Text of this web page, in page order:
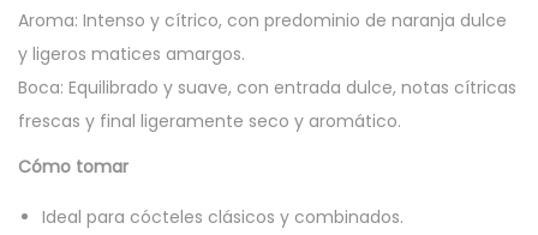
E
S
E
C
8
Aroma: Intenso y cítrico, con predominio de naranja dulce
y ligeros matices amargos.
Boca: Equilibrado y suave, con entrada dulce, notas cítricas
frescas y final ligeramente seco y aromático.
Cómo tomar
Ideal para cócteles clásicos y combinados.